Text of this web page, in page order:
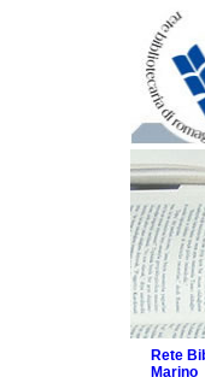
Rete
Marino